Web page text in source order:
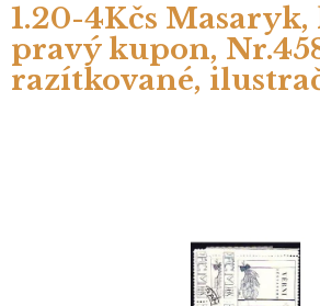
1.20-4Kčs Masaryk,
pravý kupon,
razítkované,